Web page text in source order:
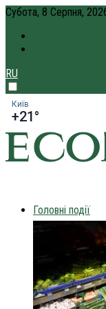
Субота, 8 Серпня,
RU
Київ
+21°
Головні події